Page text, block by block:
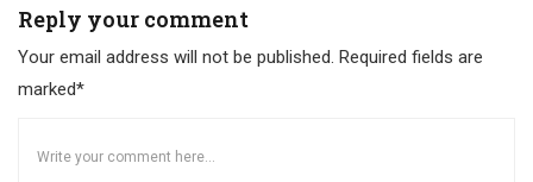
Reply your comment
Your email address will not be published. Required fields are
marked*